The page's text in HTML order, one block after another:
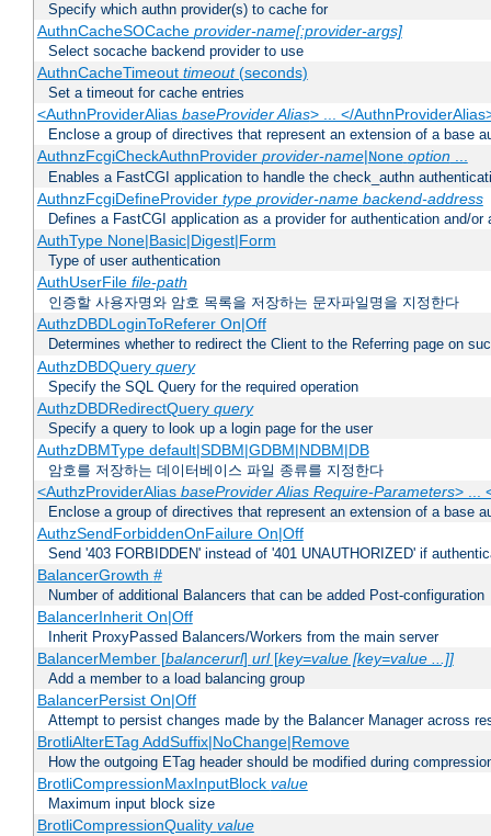
Specify which authn provider(s) to cache for
AuthnCacheSOCache provider-name[:provider-args]
Select socache backend provider to use
AuthnCacheTimeout timeout(seconds)
Set a timeout for cache entries
<AuthnProviderAlias baseProvider Alias> ... </
Enclose a group of directives that represent an extension of a base
AuthnzFcgiCheckAuthnProvider provider-name|None option...
Enables a FastCGI application to handle the check_authn
AuthnzFcgiDefineProvider type provider-name backend-address
Defines a FastCGI application as a provider for authentication and/or
AuthType None|Basic|Digest|Form
Type of user authentication
AuthUserFile file-path
인증할 사용자명와 암호 목록을 저장하는 문자파일명을 지정한다
AuthzDBDLoginToReferer On|Off
Determines whether to redirect the Client to the Referring page on
AuthzDBDQuery query
Specify the SQL Query for the required operation
AuthzDBDRedirectQuery query
Specify a query to look up a login page for the user
AuthzDBMType default|SDBM|GDBM|NDBM|DB
암호를 저장하는 데이터베이스 파일 종류를 지정한다
<AuthzProviderAlias baseProvider Alias Require-Parameters> ...
Enclose a group of directives that represent an extension of a base
AuthzSendForbiddenOnFailure On|Off
Send '403 FORBIDDEN' instead of '401 UNAUTHORIZED' if
BalancerGrowth #
Number of additional Balancers that can be added Post-configuration
BalancerInherit On|Off
Inherit ProxyPassed Balancers/Workers from the main server
BalancerMember [balancerurl] url[key=value [key=value ...]]
Add a member to a load balancing group
BalancerPersist On|Off
Attempt to persist changes made by the Balancer Manager across
BrotliAlterETag AddSuffix|NoChange|Remove
How the outgoing ETag header should be modified during
BrotliCompressionMaxInputBlock value
Maximum input block size
BrotliCompressionQuality value